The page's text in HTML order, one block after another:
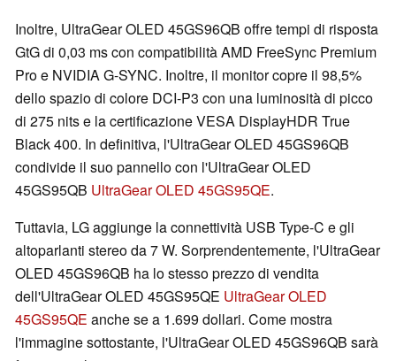
Inoltre, UltraGear OLED 45GS96QB offre tempi di risposta
GtG di 0,03 ms con compatibilità AMD FreeSync Premium
Pro e NVIDIA G-SYNC. Inoltre, il monitor copre il 98,5%
dello spazio di colore DCI-P3 con una luminosità di picco
di 275 nits e la certificazione VESA DisplayHDR True
Black 400. In definitiva, l'UltraGear OLED 45GS96QB
condivide il suo pannello con l'UltraGear OLED
45GS95QB UltraGear OLED 45GS95QE.
Tuttavia, LG aggiunge la connettività USB Type-C e gli
altoparlanti stereo da 7 W. Sorprendentemente, l'UltraGear
OLED 45GS96QB ha lo stesso prezzo di vendita
dell'UltraGear OLED 45GS95QE UltraGear OLED
45GS95QE anche se a 1.699 dollari. Come mostra
l'immagine sottostante, l'UltraGear OLED 45GS96QB sarà